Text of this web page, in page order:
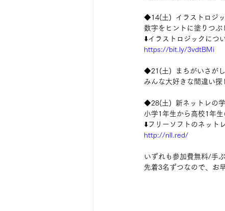
◆14(土)  イラストロジ
数字をヒントに塗りつ
⬇️イラストロジックにつ
https://bit.ly/3vdtBMi
◆21(土)  まちがいさがし
みんな大好きな間違い
◆28(土)  新ネットレの
小学1年生から高校1年
⬇️フリーソフトのネット
http://nll.red/
いずれも参加費無料/手
先着3名ずつなので、お